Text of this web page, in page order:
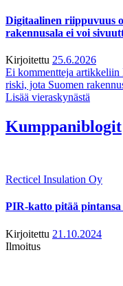
Digitaalinen riippuvuus
rakennusala ei voi
Kirjoitettu 25.6.2026
Ei kommentteja artikkeliin
riski, jota Suomen
Lisää vieraskynästä
Kumppaniblogit
Recticel Insulation Oy
PIR-katto pitää
Kirjoitettu 21.10.2024
Ilmoitus